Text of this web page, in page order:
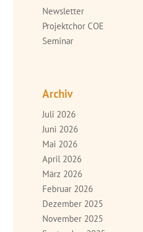
Newsletter
Projektchor COE
Seminar
Archiv
Juli 2026
Juni 2026
Mai 2026
April 2026
März 2026
Februar 2026
Dezember 2025
November 2025